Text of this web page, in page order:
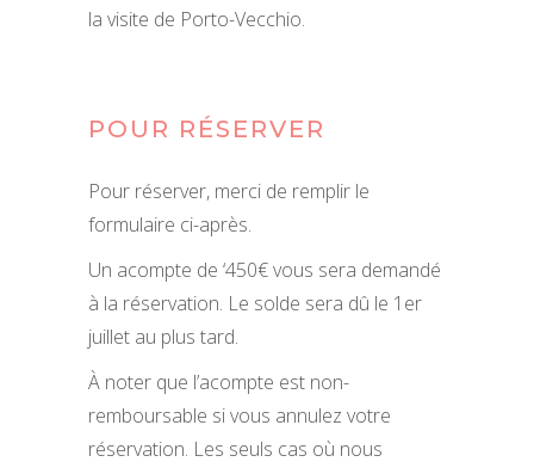
la visite de Porto-Vecchio.
POUR RÉSERVER
Pour réserver, merci de remplir le
formulaire ci-après.
Un acompte de ‘450€ vous sera demandé
à la réservation. Le solde sera dû le 1er
juillet au plus tard.
À noter que l’acompte est non-
remboursable si vous annulez votre
réservation. Les seuls cas où nous